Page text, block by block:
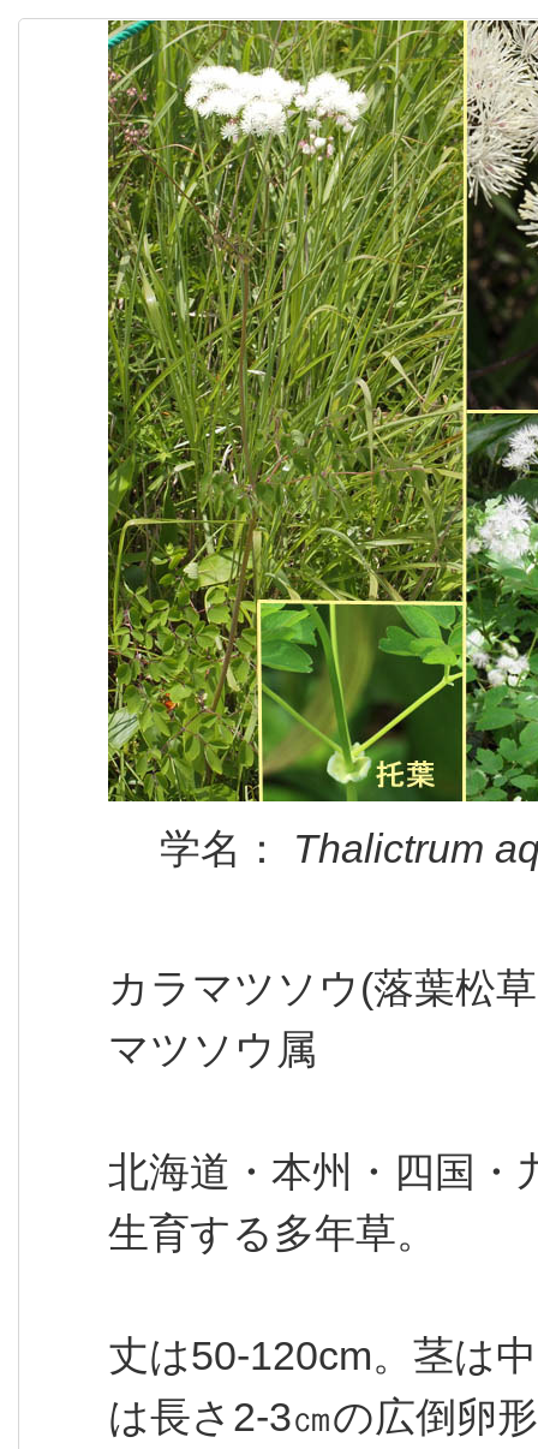
学名： Thalictrum
カラマツソウ(落葉松
マツソウ属
北海道・本州・四国・
生育する多年草。
丈は50-120cm。茎は
は長さ2-3㎝の広倒卵